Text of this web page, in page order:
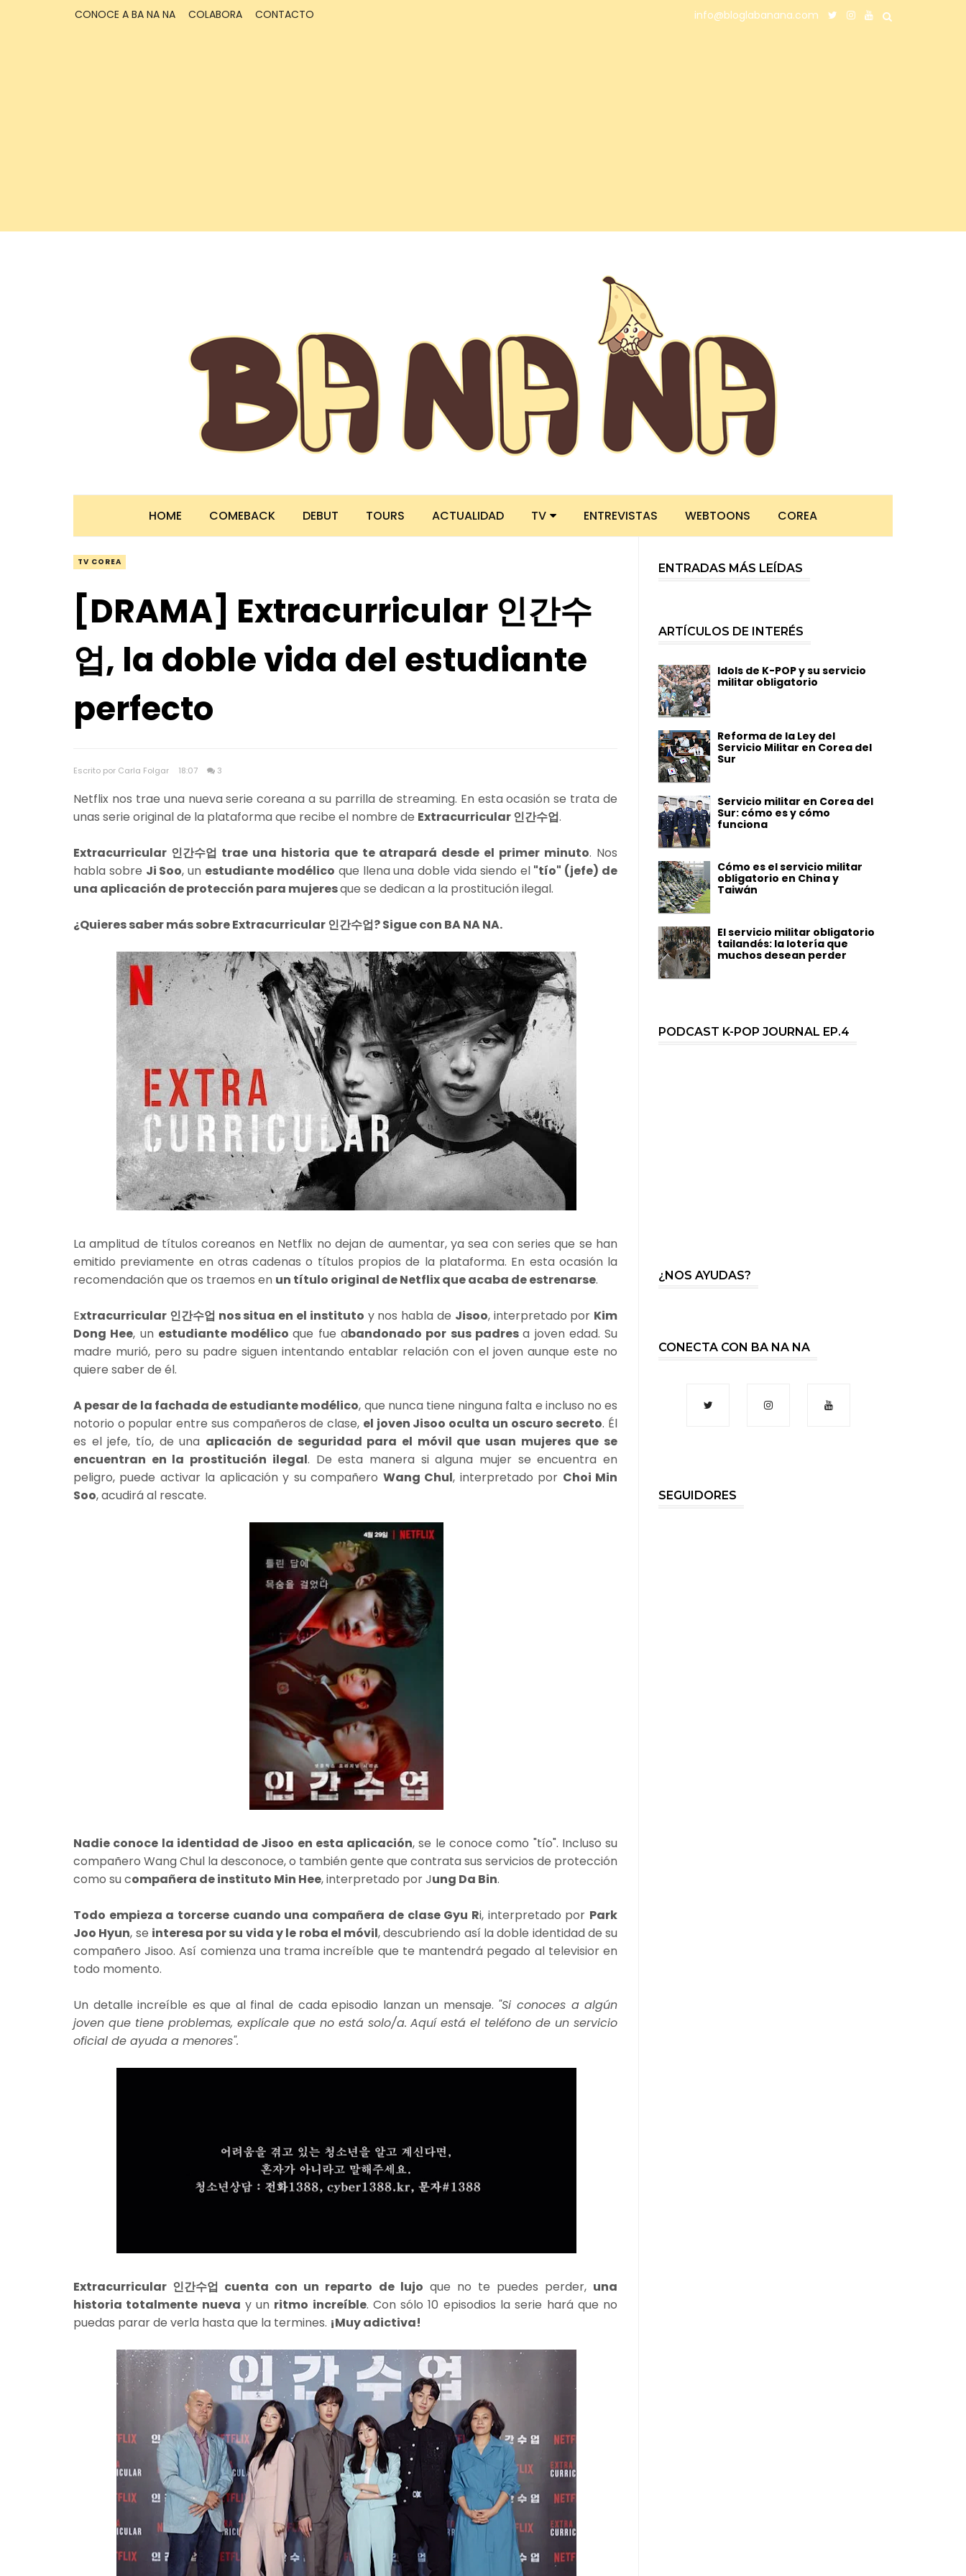
CONOCE A BA NA NA COLABORA CONTACTO info@bloglabanana.com
HOME COMEBACK DEBUT TOURS ACTUALIDAD TV ENTREVISTAS WEBTOONS COREA
TV COREA
[DRAMA] Extracurricular 인간수
업, la doble vida del estudiante
perfecto
Escrito por Carla Folgar 18:07 3
Netflix nos trae una nueva serie coreana a su parrilla de streaming. En esta ocasión se trata de
unas serie original de la plataforma que recibe el nombre de Extracurricular 인간수업.
Extracurricular 인간수업 trae una historia que te atrapará desde el primer minuto. Nos
habla sobre Ji Soo, un estudiante modélico que llena una doble vida siendo el "tío" (jefe) de
una aplicación de protección para mujeresque se dedican a la prostitución ilegal.
¿Quieres saber más sobre Extracurricular 인간수업? Sigue con BA NA NA.
La amplitud de títulos coreanos en Netflix no dejan de aumentar, ya sea con series que se han
emitido previamente en otras cadenas o títulos propios de la plataforma. En esta ocasión la
recomendación que os traemos en un título original de Netflix que acaba de estrenarse.
Extracurricular 인간수업 nos situa en el instituto y nos habla de Jisoo, interpretado por Kim
Dong Hee, un estudiante modélicoque fue abandonado por sus padresa joven edad. Su
madre murió, pero su padre siguen intentando entablar relación con el joven aunque este no
quiere saber de él.
A pesar de la fachada de estudiante modélico, que nunca tiene ninguna falta e incluso no es
notorio o popular entre sus compañeros de clase, el joven Jisoo oculta un oscuro secreto. Él
es el jefe, tío, de una aplicación de seguridad para el móvil que usan mujeres que se
encuentran en la prostitución ilegal. De esta manera si alguna mujer se encuentra en
peligro, puede activar la aplicación y su compañero Wang Chul, interpretado por Choi Min
Soo, acudirá al rescate.
Nadie conoce la identidad de Jisoo en esta aplicación, se le conoce como "tío". Incluso su
compañero Wang Chul la desconoce, o también gente que contrata sus servicios de protección
como su compañera de instituto Min Hee, interpretado por Jung Da Bin.
Todo empieza a torcerse cuando una compañera de clase Gyu Ri, interpretado por Park
Joo Hyun, se interesa por su vida y le roba el móvil, descubriendo así la doble identidad de su
compañero Jisoo. Así comienza una trama increíble que te mantendrá pegado al televisior en
todo momento.
Un detalle increíble es que al final de cada episodio lanzan un mensaje. "Si conoces a algún
joven que tiene problemas, explícale que no está solo/a. Aquí está el teléfono de un servicio
oficial de ayuda a menores".
Extracurricular 인간수업 cuenta con un reparto de lujo que no te puedes perder, una
historia totalmente nueva y un ritmo increíble. Con sólo 10 episodios la serie hará que no
puedas parar de verla hasta que la termines. ¡Muy adictiva!
ENTRADAS MÁS LEÍDAS
ARTÍCULOS DE INTERÉS
Idols de K-POP y su servicio
militar obligatorio
Reforma de la Ley del
Servicio Militar en Corea del
Sur
Servicio militar en Corea del
Sur: cómo es y cómo
funciona
Cómo es el servicio militar
obligatorio en China y
Taiwán
El servicio militar obligatorio
tailandés: la lotería que
muchos desean perder
PODCAST K-POP JOURNAL EP.4
¿NOS AYUDAS?
CONECTA CON BA NA NA
SEGUIDORES